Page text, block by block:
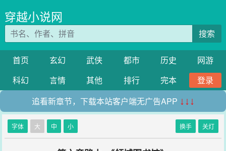
穿越小说网
搜索
首页 玄幻 武侠 都市 历史
网游
科幻
言情 其他 排行 完本
登录
追看新章节，下载本站客户端无广告APP ↓↓↓
字体 大 中 小 换手 关灯